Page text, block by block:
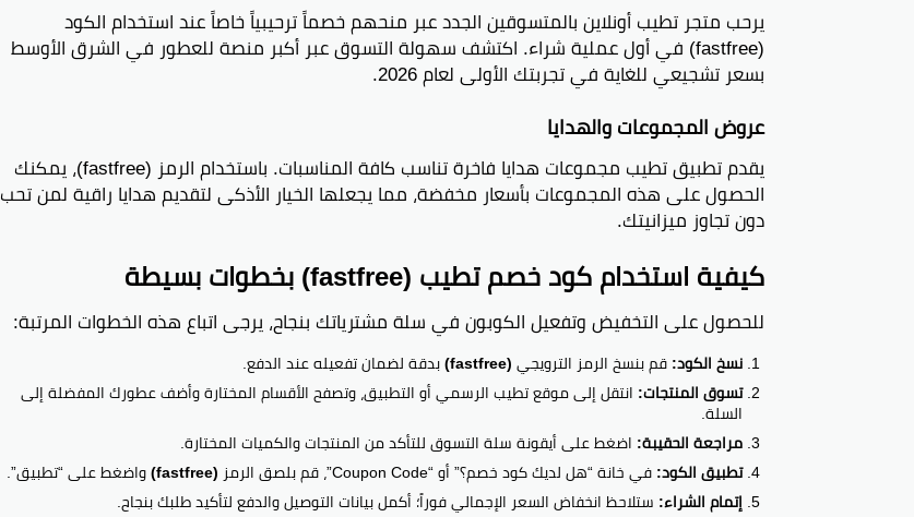
يرحب متجر تطيب أونلاين بالمتسوقين الجدد عبر منحهم خصماً ترحيبياً خاصاً عند استخدام الكود
(fastfree) في أول عملية شراء. اكتشف سهولة التسوق عبر أكبر منصة للعطور في الشرق الأوسط
بسعر تشجيعي للغاية في تجربتك الأولى لعام 2026.
عروض المجموعات والهدايا
يقدم تطبيق تطيب مجموعات هدايا فاخرة تناسب كافة المناسبات. باستخدام الرمز (fastfree)، يمكنك
الحصول على هذه المجموعات بأسعار مخفضة، مما يجعلها الخيار الأذكى لتقديم هدايا راقية لمن تحب
دون تجاوز ميزانيتك.
كيفية استخدام كود خصم تطيب (fastfree) بخطوات بسيطة
للحصول على التخفيض وتفعيل الكوبون في سلة مشترياتك بنجاح، يرجى اتباع هذه الخطوات المرتبة:
نسخ الكود:قم بنسخ الرمز الترويجي(fastfree)
بدقة لضمان تفعيله عند الدفع.
تسوق المنتجات: انتقل إلى موقع تطيب الرسمي أو التطبيق، وتصفح الأقسام المختارة وأضف عطورك المفضلة إلى
السلة.
مراجعة الحقيبة: اضغط على أيقونة سلة التسوق للتأكد من المنتجات والكميات المختارة.
تطبيق الكود:في خانة “هل لديك كود خصم؟” أو “Coupon Code”، قم بلصق الرمز (fastfree)
واضغط على “تطبيق”.
إتمام الشراء: ستلاحظ انخفاض السعر الإجمالي فوراً؛ أكمل بيانات التوصيل والدفع لتأكيد طلبك بنجاح.